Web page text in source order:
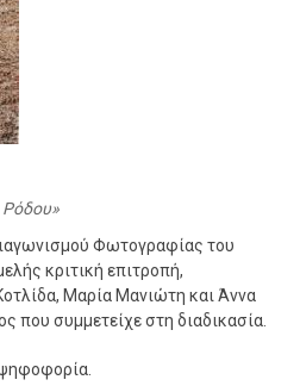
Ρόδου
Φωτογραφίας του
κριτική επιτροπή,
Μαρία Μανιώτη και Άννα
που συμμετείχε στη διαδικασία.